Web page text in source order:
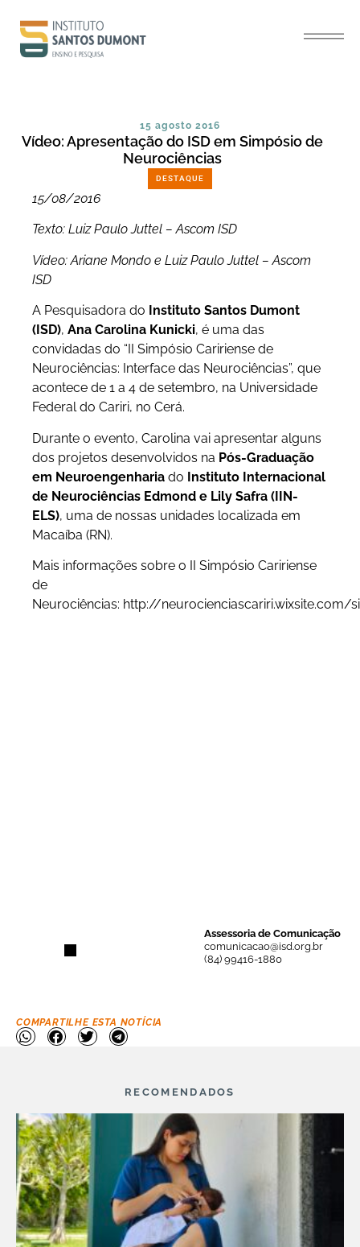
15 agosto 2016
Vídeo: Apresentação do ISD em Simpósio de
Neurociências
DESTAQUE
15/08/2016
Texto: Luiz Paulo Juttel – Ascom ISD
Vídeo: Ariane Mondo e Luiz Paulo Juttel – Ascom
ISD
A Pesquisadora do Instituto Santos Dumont
(ISD), Ana Carolina Kunicki, é uma das
convidadas do “II Simpósio Caririense de
Neurociências: Interface das Neurociências”, que
acontece de 1 a 4 de setembro, na Universidade
Federal do Cariri, no Cerá.
Durante o evento, Carolina vai apresentar alguns
dos projetos desenvolvidos na Pós-Graduação
em Neuroengenharia do Instituto Internacional
de Neurociências Edmond e Lily Safra (IIN-
ELS), uma de nossas unidades localizada em
Macaíba (RN).
Mais informações sobre o II Simpósio Caririense
de
Neurociências: http://neurocienciascariri.wixsite.com/
Assessoria de Comunicação
comunicacao@isd.org.br
(84) 99416-1880
COMPARTILHE ESTA NOTÍCIA
RECOMENDADOS